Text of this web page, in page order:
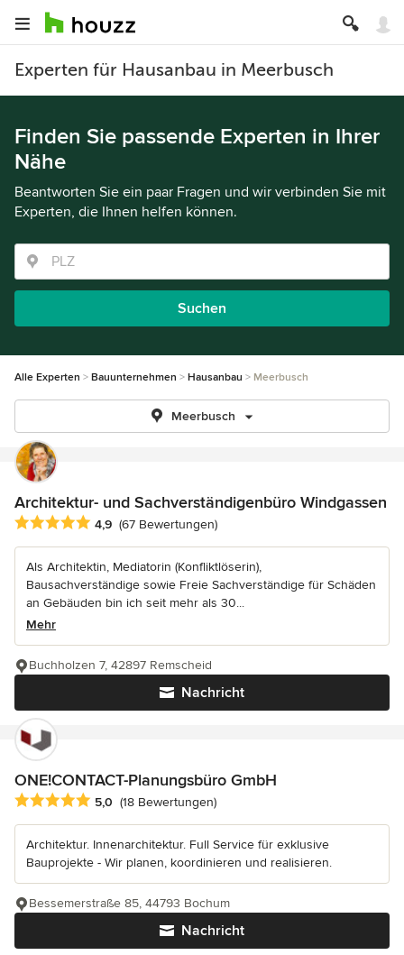
Experten für Hausanbau in Meerbusch
Finden Sie passende Experten in Ihrer
Nähe
Beantworten Sie ein paar Fragen und wir verbinden Sie mit
Experten, die Ihnen helfen können.
Suchen
Alle Experten Bauunternehmen Hausanbau Meerbusch
Meerbusch
Architektur- und Sachverständigenbüro Windgassen
Durchschnittliche Bewertung: 4.9 von 5 Sternen
4,9 (67 Bewertungen)
Als Architektin, Mediatorin (Konfliktlöserin),
Bausachverständige sowie Freie Sachverständige für Schäden
an Gebäuden bin ich seit mehr als 30...
Mehr
Nachricht
Buchholzen 7, 42897 Remscheid
ONE!CONTACT-Planungsbüro GmbH
Durchschnittliche Bewertung: 5 von 5 Sternen
5,0 (18 Bewertungen)
Architektur. Innenarchitektur. Full Service für exklusive
Bauprojekte - Wir planen, koordinieren und realisieren.
Nachricht
Bessemerstraße 85, 44793 Bochum